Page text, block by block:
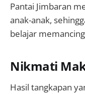
Pantai Jimbaran
anak-anak,
belajar
Nikmati
Hasil tangkapan